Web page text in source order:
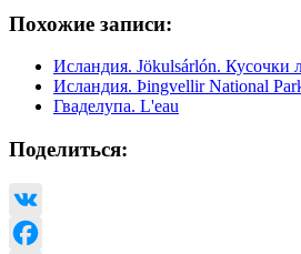
Похожие записи:
Исландия. Jökulsárlón.
Исландия. Þingvellir National
Гваделупа. L'eau
Поделиться:
VK